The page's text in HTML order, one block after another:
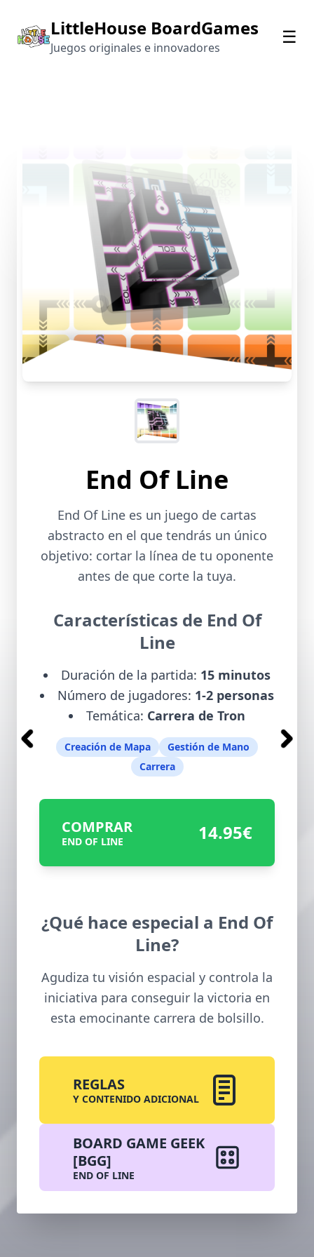
LittleHouse BoardGames
Juegos originales e innovadores ☰
End Of Line
End Of Line es un juego de cartas
abstracto en el que tendrás un único
objetivo: cortar la línea de tu oponente
antes de que corte la tuya.
Características de End Of
Line
Duración de la partida: 15 minutos
Número de jugadores: 1-2 personas
Temática: Carrera de Tron
Creación de Mapa
Gestión de Mano
Carrera
COMPRAR
END OF LINE 14.95€
¿Qué hace especial a End Of
Line?
Agudiza tu visión espacial y controla la
iniciativa para conseguir la victoria en
esta emocinante carrera de bolsillo.
REGLAS
Y CONTENIDO ADICIONAL
BOARD GAME GEEK
[BGG]
END OF LINE